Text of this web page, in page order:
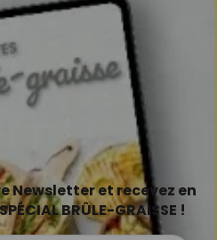
Newsletter et recevez en
BRÛLE-GRAISSE !